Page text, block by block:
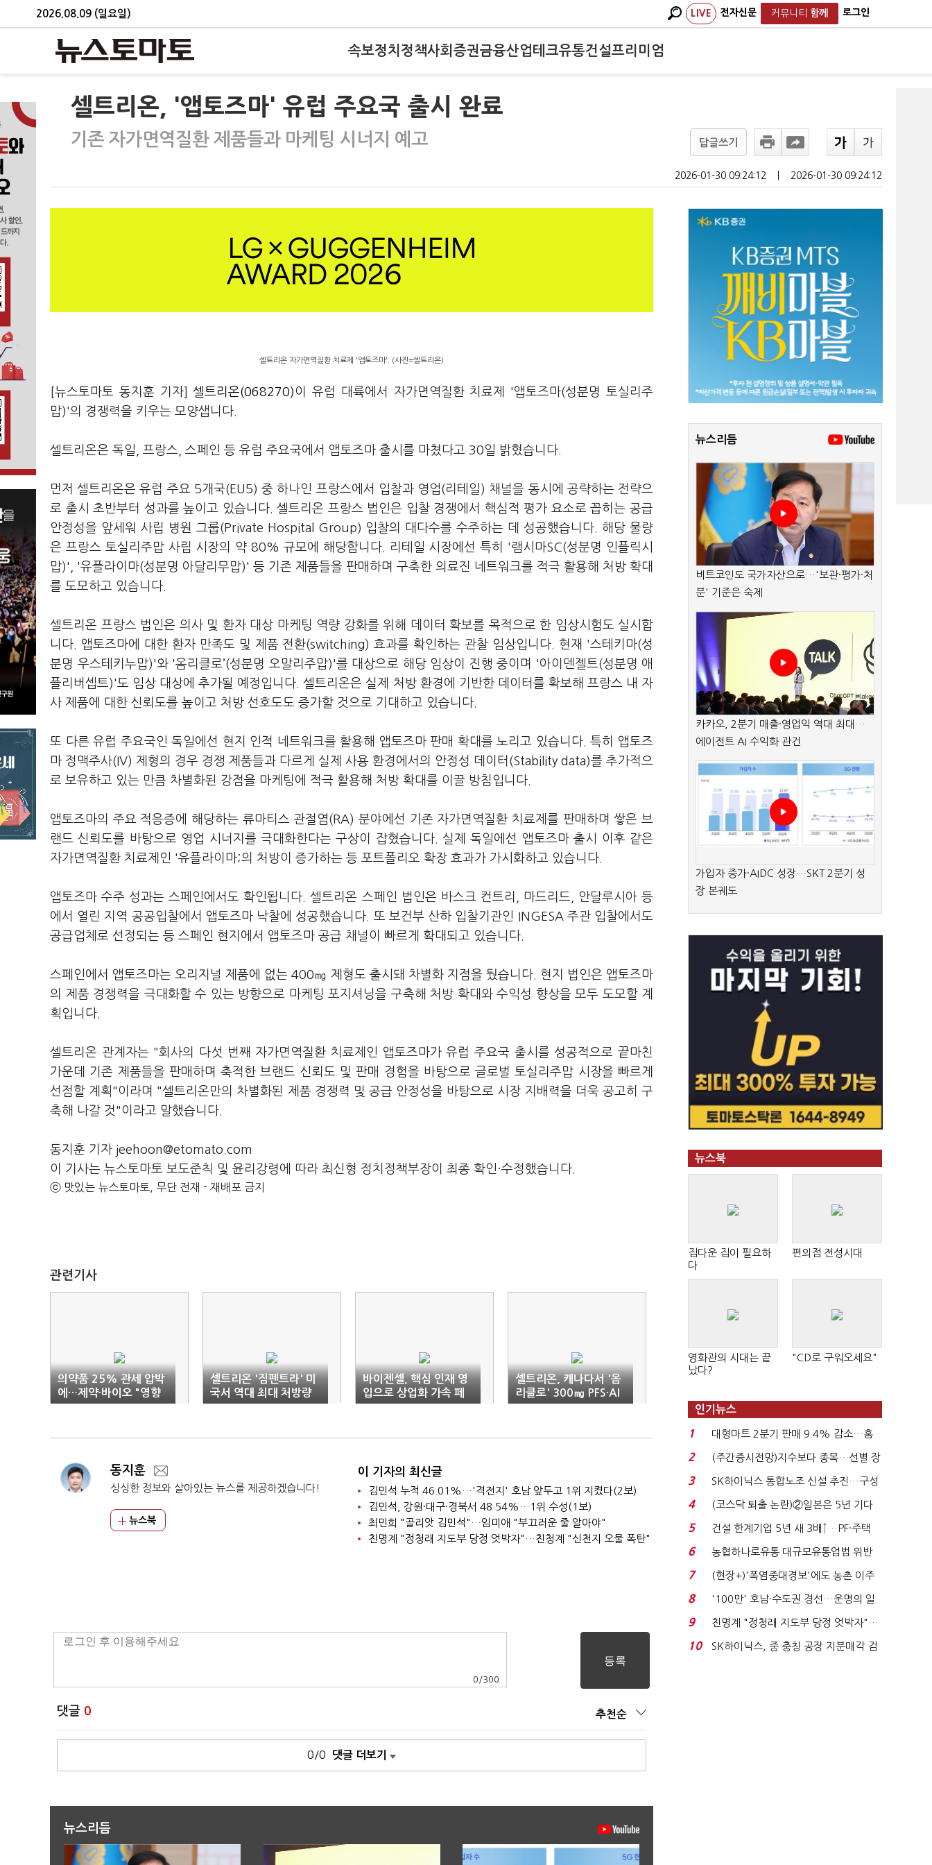
2026.08.09 (일요일) LIVE 전자신문 커뮤니티 함께 로그인
속보정치 정책사회 증권금융산업테크유통건설프리미엄
셀트리온, '앱토즈마' 유럽 주요국 출시 완료
기존 자가면역질환 제품들과 마케팅 시너지 예고 답글쓰기
2026-01-30 09:24:12 2026-01-30 09:24:12
셀트리온 자가면역질환 치료제 '앱토즈마'. (사진=셀트리온)
[뉴스토마토 동지훈 기자]셀트리온(068270)이 유럽 대륙에서 자가면역질환 치료제 '앱토즈마(성분명 토실리주
맙)'의 경쟁력을 키우는 모양샙니다.
셀트리온은 독일, 프랑스, 스페인 등 유럽 주요국에서 앱토즈마 출시를 마쳤다고 30일 밝혔습니다.
먼저 셀트리온은 유럽 주요 5개국(EU5) 중 하나인 프랑스에서 입찰과 영업(리테일) 채널을 동시에 공략하는 전략으
로 출시 초반부터 성과를 높이고 있습니다. 셀트리온 프랑스 법인은 입찰 경쟁에서 핵심적 평가 요소로 꼽히는 공급
안정성을 앞세워 사립 병원 그룹(Private Hospital Group) 입찰의 대다수를 수주하는 데 성공했습니다. 해당 물량
은 프랑스 토실리주맙 사립 시장의 약 80% 규모에 해당합니다. 리테일 시장에선 특히 '램시마SC(성분명 인플릭시
맙)', '유플라이마(성분명 아달리무맙)' 등 기존 제품들을 판매하며 구축한 의료진 네트워크를 적극 활용해 처방 확대
를 도모하고 있습니다.
셀트리온 프랑스 법인은 의사 및 환자 대상 마케팅 역량 강화를 위해 데이터 확보를 목적으로 한 임상시험도 실시합
니다. 앱토즈마에 대한 환자 만족도 및 제품 전환(switching) 효과를 확인하는 관찰 임상입니다. 현재 '스테키마(성
분명 우스테키누맙)'와 '옴리클로’(성분명 오말리주맙)'를 대상으로 해당 임상이 진행 중이며 '아이덴젤트(성분명 애
플리버셉트)'도 임상 대상에 추가될 예정입니다. 셀트리온은 실제 처방 환경에 기반한 데이터를 확보해 프랑스 내 자
사 제품에 대한 신뢰도를 높이고 처방 선호도도 증가할 것으로 기대하고 있습니다.
또 다른 유럽 주요국인 독일에선 현지 인적 네트워크를 활용해 앱토즈마 판매 확대를 노리고 있습니다. 특히 앱토즈
마 정맥주사(IV) 제형의 경우 경쟁 제품들과 다르게 실제 사용 환경에서의 안정성 데이터(Stability data)를 추가적으
로 보유하고 있는 만큼 차별화된 강점을 마케팅에 적극 활용해 처방 확대를 이끌 방침입니다.
앱토즈마의 주요 적응증에 해당하는 류마티스 관절염(RA) 분야에선 기존 자가면역질환 치료제를 판매하며 쌓은 브
랜드 신뢰도를 바탕으로 영업 시너지를 극대화한다는 구상이 잡혔습니다. 실제 독일에선 앱토즈마 출시 이후 같은
자가면역질환 치료제인 '유플라이마;의 처방이 증가하는 등 포트폴리오 확장 효과가 가시화하고 있습니다.
앱토즈마 수주 성과는 스페인에서도 확인됩니다. 셀트리온 스페인 법인은 바스크 컨트리, 마드리드, 안달루시아 등
에서 열린 지역 공공입찰에서 앱토즈마 낙찰에 성공했습니다. 또 보건부 산하 입찰기관인 INGESA 주관 입찰에서도
공급업체로 선정되는 등 스페인 현지에서 앱토즈마 공급 채널이 빠르게 확대되고 있습니다.
스페인에서 앱토즈마는 오리지널 제품에 없는 400㎎ 제형도 출시돼 차별화 지점을 뒀습니다. 현지 법인은 앱토즈마
의 제품 경쟁력을 극대화할 수 있는 방향으로 마케팅 포지셔닝을 구축해 처방 확대와 수익성 향상을 모두 도모할 계
획입니다.
셀트리온 관계자는 "회사의 다섯 번째 자가면역질환 치료제인 앱토즈마가 유럽 주요국 출시를 성공적으로 끝마친
가운데 기존 제품들을 판매하며 축적한 브랜드 신뢰도 및 판매 경험을 바탕으로 글로벌 토실리주맙 시장을 빠르게
선점할 계획"이라며 "셀트리온만의 차별화된 제품 경쟁력 및 공급 안정성을 바탕으로 시장 지배력을 더욱 공고히 구
축해 나갈 것"이라고 말했습니다.
동지훈 기자 jeehoon@etomato.com
이 기사는 뉴스토마토 보도준칙 및 윤리강령에 따라 최신형 정치정책부장이 최종 확인·수정했습니다.
ⓒ 맛있는 뉴스토마토, 무단 전재 - 재배포 금지
관련기사
의약품 25% 관세 압박
에…제약·바이오 "영향
제한적"
셀트리온 '짐펜트라' 미
국서 역대 최대 처방량
기록
바이젠셀, 핵심 인재 영
입으로 상업화 가속 페
달
셀트리온, 캐나다서 '옴
리클로' 300㎎ PFS·AI
제형 허가
동지훈
싱싱한 정보와 살아있는 뉴스를 제공하겠습니다!
뉴스북
이 기자의 최신글
김민석 누적 46.01%…'격전지' 호남 앞두고 1위 지켰다(2보)
김민석, 강원·대구·경북서 48.54%…1위 수성(1보)
최민희 "골리앗 김민석"…임미애 "부끄러운 줄 알아야"
친명계 "정청래 지도부 당정 엇박자"…친청계 "신천지 오물 폭탄"
0 /300
댓글 0 추천순
0/0 댓글 더보기
뉴스리듬
뉴스리듬
비트코인도 국가자산으로…'보관·평가·처
분' 기준은 숙제
카카오, 2분기 매출·영업익 역대 최대…
에이전트 AI 수익화 관건
가입자 증가·AIDC 성장…SKT 2분기 성
장 본궤도
뉴스북
집다운 집이 필요하
다
편의점 전성시대
영화관의 시대는 끝
났다?
"CD로 구워오세요"
인기뉴스
1
대형마트 2분기 판매 9.4% 감소…홈
플러스 사태 여파...
2
(주간증시전망)지수보다 종목…선별 장
세 이어진다...
3
SK하이닉스 통합노조 신설 추진…구성
원 간 성과급 불...
4
(코스닥 퇴출 논란)②일본은 5년 기다
려주는데 우리는 ...
5
건설 한계기업 5년 새 3배↑…PF·주택
침체에 재무 ...
6
농협하나로유통 대규모유통업법 위반
적발…공정위, 과...
7
(현장+)'폭염중대경보'에도 농촌 이주
노동자는 강행군…'야...
8
'100만' 호남·수도권 경선…운명의 일
주일
9
친명계 "정청래 지도부 당정 엇박자"…
친청계 "신천지 오...
10
SK하이닉스, 중 충칭 공장 지분매각 검